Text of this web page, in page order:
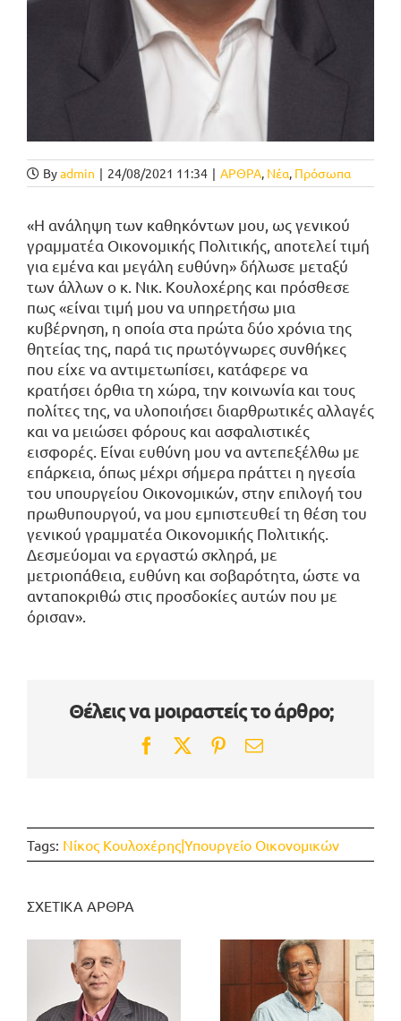
Byadmin | 24/08/2021 11:34 | ΑΡΘΡΑ, Νέα, Πρόσωπα
«Η ανάληψη των καθηκόντων μου, ως γενικού
γραμματέα Οικονομικής Πολιτικής, αποτελεί τιμή
για εμένα και μεγάλη ευθύνη» δήλωσε μεταξύ
των άλλων ο κ. Νικ. Κουλοχέρης και πρόσθεσε
πως «είναι τιμή μου να υπηρετήσω μια
κυβέρνηση, η οποία στα πρώτα δύο χρόνια της
θητείας της, παρά τις πρωτόγνωρες συνθήκες
που είχε να αντιμετωπίσει, κατάφερε να
κρατήσει όρθια τη χώρα, την κοινωνία και τους
πολίτες της, να υλοποιήσει διαρθρωτικές αλλαγές
και να μειώσει φόρους και ασφαλιστικές
εισφορές. Είναι ευθύνη μου να αντεπεξέλθω με
επάρκεια, όπως μέχρι σήμερα πράττει η ηγεσία
του υπουργείου Οικονομικών, στην επιλογή του
πρωθυπουργού, να μου εμπιστευθεί τη θέση του
γενικού γραμματέα Οικονομικής Πολιτικής.
Δεσμεύομαι να εργαστώ σκληρά, με
μετριοπάθεια, ευθύνη και σοβαρότητα, ώστε να
ανταποκριθώ στις προσδοκίες αυτών που με
όρισαν».
Θέλεις να μοιραστείς το άρθρο;
Facebook
TwitterPinterest
Email
Tags: Νίκος Κουλοχέρης|Υπουργείο Οικονομικών
ΣΧΕΤΙΚΑ ΑΡΘΡΑ